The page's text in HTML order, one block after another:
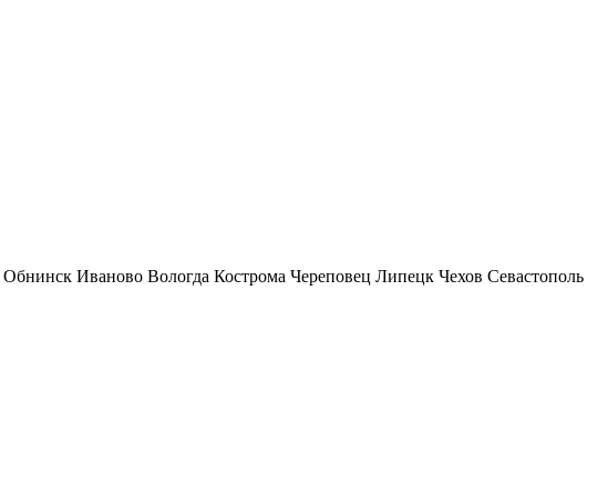
Обнинск Иваново Вологда Кострома Череповец Липецк Чехов Севастополь